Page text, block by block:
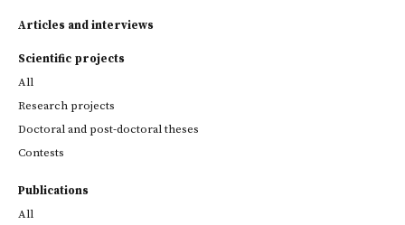
Articles and interviews
Scientific projects
All
Research projects
Doctoral and post-doctoral theses
Contests
Publications
All